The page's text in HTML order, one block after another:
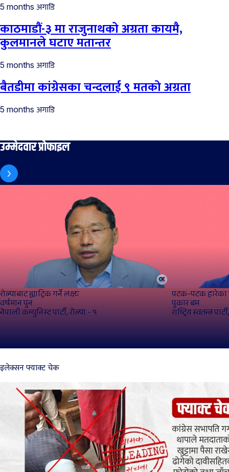
5 months अगाडि
काठमाडौं-३ मा राजुनाथको अग्रता कायमै,
कुलमानले घटाए मतान्तर
5 months अगाडि
बैतडीमा कांग्रेसका चन्दलाई ९ मतको अग्रता
5 months अगाडि
उम्मेदवार प्रोफाइल
रोल्पाबाट ह्याट्रिक गर्ने लक्ष्य
वर्षमान पुन
नेपाली कम्युनिस्ट पार्टी, रोल्पा - १
पटक-पटक हारेका
पुकार बम
राष्ट्रिय स्वतन्त्र
इलेक्सन फ्याक्ट चेक